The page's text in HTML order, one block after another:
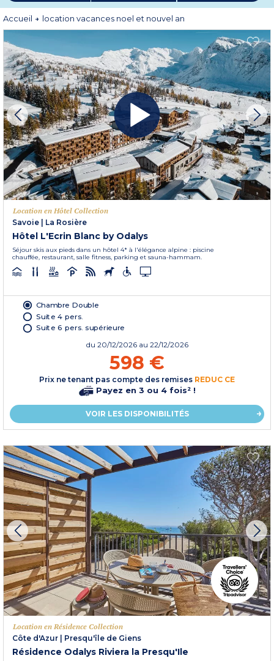
précieux.
Accueil location vacances noel et nouvel an
Location en Hôtel Collection
Savoie
La Rosière
Hôtel L'Ecrin Blanc by Odalys
Séjour skis aux pieds dans un hôtel 4* à l'élégance alpine : piscine
chauffée, restaurant, salle fitness, parking et sauna-hammam.
Chambre Double
Suite 4 pers.
Suite 6 pers. supérieure
du 20/12/2026 au 22/12/2026
598 €
Prix ne tenant pas compte des remises REDUC CE
Payez en 3 ou 4 fois² !
VOIR LES DISPONIBILITÉS
Location en Résidence Collection
Côte d'Azur
Presqu'île de Giens
Résidence Odalys Riviera la Presqu'Ile